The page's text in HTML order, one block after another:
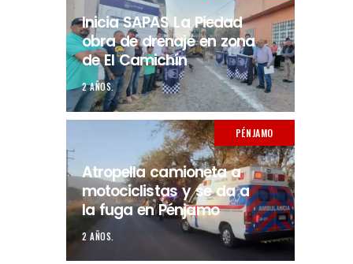
Inicia SAPAS La Piedad
obra de drenaje en zona
de El Camichín
2 AÑOS.
PÉNJAMO
Atropella camioneta a
motociclistas y se da a
la fuga en Pénjamo
2 AÑOS.